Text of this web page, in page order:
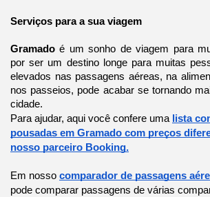
Serviços para a sua viagem
Gramado é um sonho de viagem para
por ser um destino longe para muitas
elevados nas passagens aéreas, na
nos passeios, pode acabar se tornando
cidade.
Para ajudar, aqui você confere uma lista
pousadas em Gramado com preços
nosso parceiro Booking.
Em nosso comparador de passagens
pode comparar passagens de várias